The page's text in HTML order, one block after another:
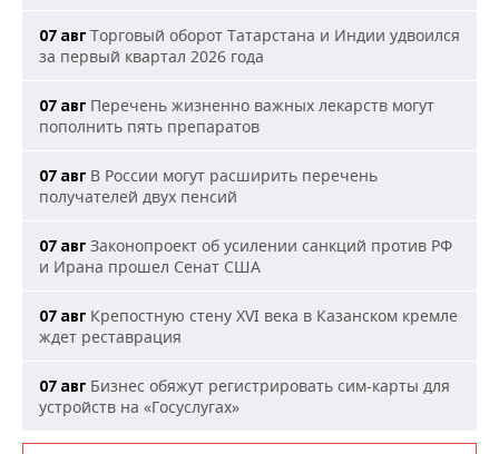
07 авг Торговый оборот Татарстана и Индии удвоился
за первый квартал 2026 года
07 авг Перечень жизненно важных лекарств могут
пополнить пять препаратов
07 авг В России могут расширить перечень
получателей двух пенсий
07 авг Законопроект об усилении санкций против РФ
и Ирана прошел Сенат США
07 авг Крепостную стену XVI века в Казанском кремле
ждет реставрация
07 авг Бизнес обяжут регистрировать сим-карты для
устройств на «Госуслугах»